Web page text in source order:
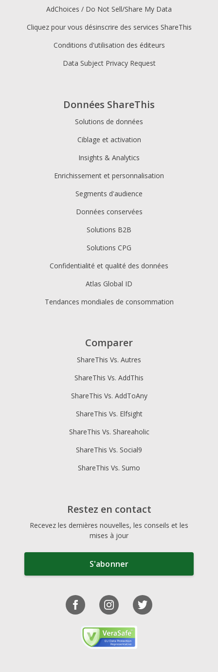
Données ShareThis
Solutions de données
Ciblage et activation
Insights & Analytics
Enrichissement et personnalisation
Segments d'audience
Données conservées
Solutions B2B
Solutions CPG
Confidentialité et qualité des données
Atlas Global ID
Tendances mondiales de consommation
AdChoices / Do Not Sell/Share My Data
Cliquez pour vous désinscrire des services ShareThis
Conditions d'utilisation des éditeurs
Data Subject Privacy Request
Comparer
ShareThis Vs. Autres
ShareThis Vs. AddThis
ShareThis Vs. AddToAny
ShareThis Vs. Elfsight
ShareThis Vs. Shareaholic
ShareThis Vs. Social9
ShareThis Vs. Sumo
Restez en contact
Recevez les dernières nouvelles, les conseils et les
mises à jour
S'abonner